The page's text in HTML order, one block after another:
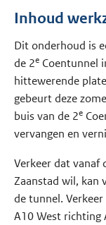
Inhoud
Dit onderhoud is
de 2e Coentunnel
hittewerende
gebeurt deze
buis van de 2e
vervangen en
Verkeer dat vanaf
Zaanstad wil, kan
de tunnel.
A10 West richting